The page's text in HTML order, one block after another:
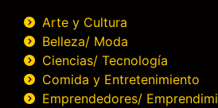
Arte y Cultura
Belleza/ Moda
Ciencias/ Tecnología
Comida y Entretenimiento
Emprendedores/